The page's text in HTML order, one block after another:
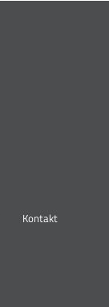
Kontakt